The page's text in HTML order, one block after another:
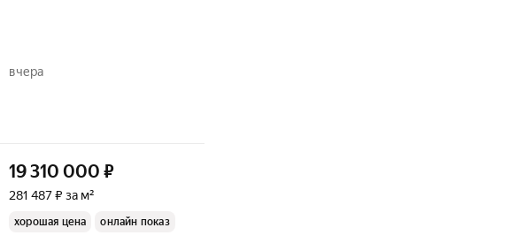
вчера
19 310 000 ₽
281 487 ₽ за м²
хорошая цена онлайн показ